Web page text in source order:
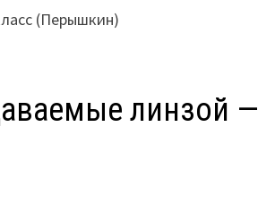
линзой —